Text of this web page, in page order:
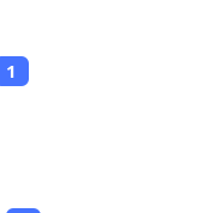
1